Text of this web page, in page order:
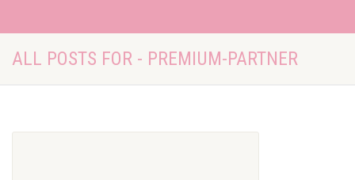
ALL POSTS FOR - PREMIUM-PARTNER